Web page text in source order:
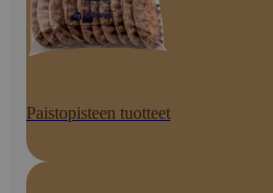
Paistopisteen tuotteet